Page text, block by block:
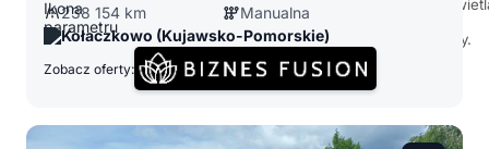
238 154 km
Manualna
Kołaczkowo (Kujawsko-Pomorskie)
Zobacz oferty: